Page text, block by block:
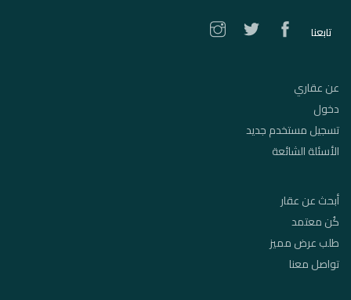
تابعنا
عن عقاري
دخول
تسجيل مستخدم جديد
الأسئلة الشائعة
أبحث عن عقار
كُن معتمد
طلب عرض مميز
تواصل معنا